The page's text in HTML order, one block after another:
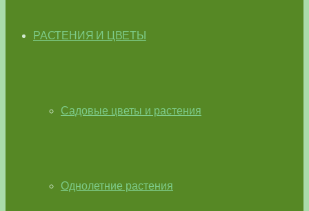
РАСТЕНИЯ И ЦВЕТЫ
Садовые цветы и растения
Однолетние растения